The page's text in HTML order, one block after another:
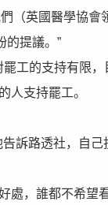
（英國醫學協
的提議。”
工的支持有限
人支持罷工。
訴路透社，自
處，誰都不希望